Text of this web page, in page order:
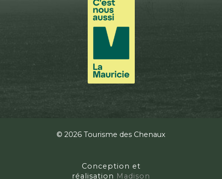
© 2026 Tourisme des Chenaux
Conception et
réalisation Madison